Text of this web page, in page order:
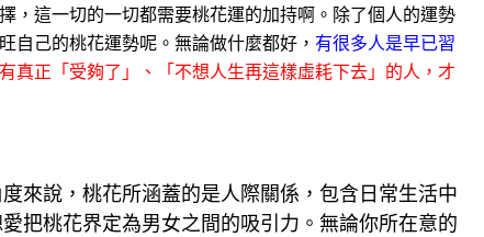
，這一切的一切都需要桃花運的加持啊。除了個人的運勢
自己的桃花運勢呢。無論做什麼都好， 有很多人是早已習
真正「受夠了」、「不想人生再這樣虛耗下去」的人，才
來說，桃花所涵蓋的是人際關係，包含日常生活中
把桃花界定為男女之間的吸引力。無論你所在意的